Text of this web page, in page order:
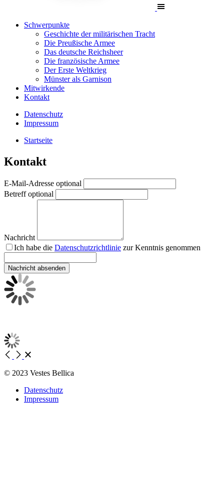
Schwerpunkte
Geschichte der militärischen Tracht
Die Preußische Armee
Das deutsche Reichsheer
Die französische Armee
Der Erste Weltkrieg
Münster als Garnison
Mitwirkende
Kontakt
Datenschutz
Impressum
Startseite
Kontakt
E-Mail-Adresse optional
Betreffoptional
Nachricht
Ich habe die Datenschutzrichtlinie zur Kenntnis genommen
Nachricht absenden
© 2023 Vestes Bellica
Datenschutz
Impressum